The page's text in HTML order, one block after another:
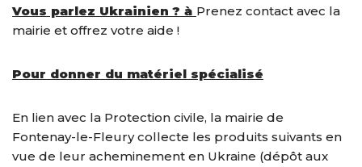
Vous parlez Ukrainien ? à Prenez contact avec la
mairie et offrez votre aide !
Pour donner du matériel spécialisé
En lien avec la Protection civile, la mairie de
Fontenay-le-Fleury collecte les produits suivants en
vue de leur acheminement en Ukraine (dépôt aux